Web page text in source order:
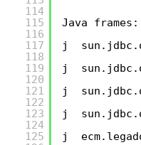
114
115
116
117
118
119
120
121
122
123
124
125
Java
j
j
j
j
j